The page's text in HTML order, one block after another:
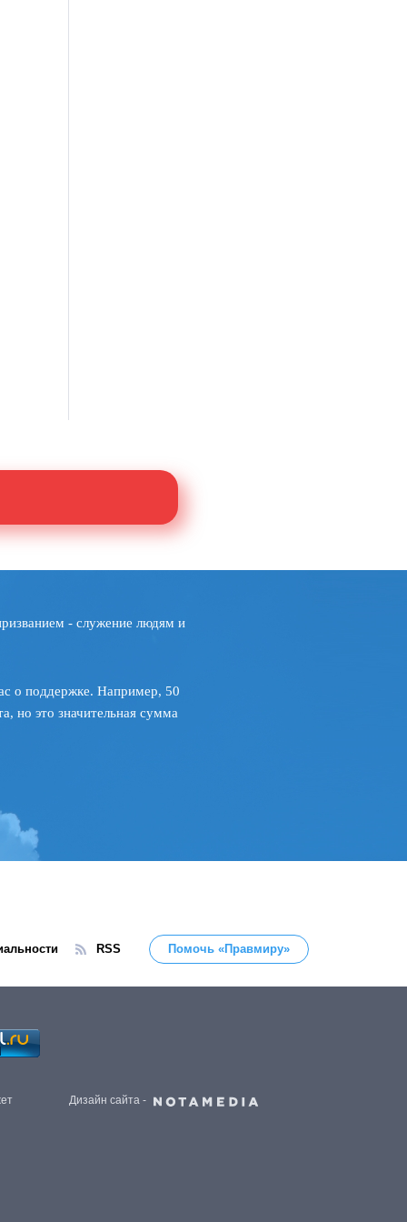
- служение людям и
о поддержке. Например, 50
но это значительная сумма
RSS Помочь «Правмиру»
Дизайн сайта -